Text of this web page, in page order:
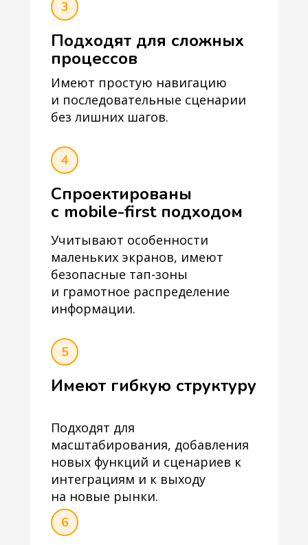
Имеют простую навигацию
и последовательные сценарии
без лишних шагов.
3
6
Подходят для
масштабирования, добавления
новых функций и сценариев к
интеграциям и к выходу
на новые рынки.
5
Учитывают особенности
маленьких экранов, имеют
безопасные тап-зоны
и грамотное распределение
информации.
4
Имеют гибкую структуру
Спроектированы
с mobile-first подходом
Подходят для сложных
процессов